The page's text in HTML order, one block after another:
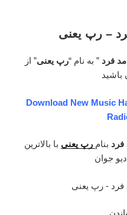
ای
کاش
– رپ یعنی
فرد ” به نام “رپ یعنی” از
باشید
Download New Music
فرد بنام رپ یعنی با بالاترین
جوان